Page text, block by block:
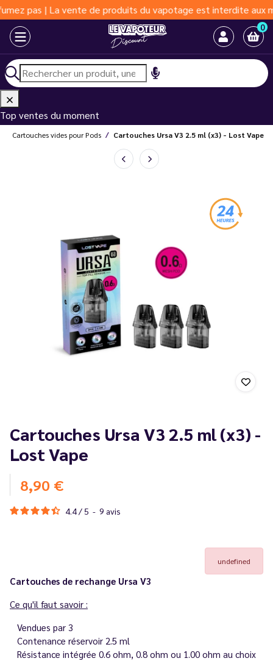
| La vente de produits du vapotage est interdite aux moins
0
Top ventes du moment
Cartouches vides pour Pods Cartouches Ursa V3 2.5 ml (x3) - Lost Vape
Cartouches Ursa V3 2.5 ml (x3) -
Lost Vape
8,90 €
4.4/ 5 - 9 avis
undefined
Cartouches de rechange Ursa V3
Ce qu'il faut savoir :
Vendues par 3
Contenance réservoir 2.5 ml
Résistance intégrée 0.6 ohm, 0.8 ohm ou 1.00 ohm au choix